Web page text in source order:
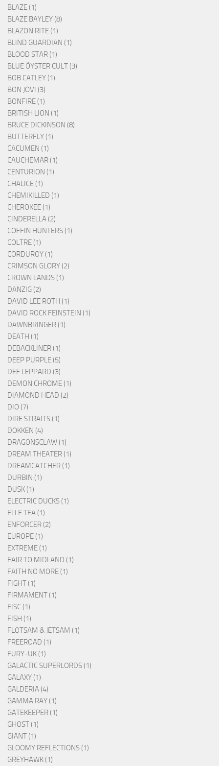
BLAZE (1)
BLAZE BAYLEY (8)
BLAZON RITE (1)
BLIND GUARDIAN (1)
BLOOD STAR (1)
BLUE ÖYSTER CULT (3)
BOB CATLEY (1)
BON JOVI (3)
BONFIRE (1)
BRITISH LION (1)
BRUCE DICKINSON (8)
BUTTERFLY (1)
CACUMEN (1)
CAUCHEMAR (1)
CENTURION (1)
CHALICE (1)
CHEMIKILLED (1)
CHEROKEE (1)
CINDERELLA (2)
COFFIN HUNTERS (1)
COLTRE (1)
CORDUROY (1)
CRIMSON GLORY (2)
CROWN LANDS (1)
DANZIG (2)
DAVID LEE ROTH (1)
DAVID ROCK FEINSTEIN (1)
DAWNBRINGER (1)
DEATH (1)
DEBACKLINER (1)
DEEP PURPLE (5)
DEF LEPPARD (3)
DEMON CHROME (1)
DIAMOND HEAD (2)
DIO (7)
DIRE STRAITS (1)
DOKKEN (4)
DRAGONSCLAW (1)
DREAM THEATER (1)
DREAMCATCHER (1)
DURBIN (1)
DUSK (1)
ELECTRIC DUCKS (1)
ELLE TEA (1)
ENFORCER (2)
EUROPE (1)
EXTREME (1)
FAIR TO MIDLAND (1)
FAITH NO MORE (1)
FIGHT (1)
FIRMAMENT (1)
FISC (1)
FISH (1)
FLOTSAM & JETSAM (1)
FREEROAD (1)
FURY-UK (1)
GALACTIC SUPERLORDS (1)
GALAXY (1)
GALDERIA (4)
GAMMA RAY (1)
GATEKEEPER (1)
GHOST (1)
GIANT (1)
GLOOMY REFLECTIONS (1)
GREYHAWK (1)